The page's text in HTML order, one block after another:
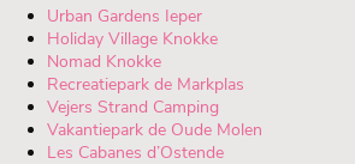
Urban Gardens Ieper
Holiday Village Knokke
Nomad Knokke
Recreatiepark de Markplas
Vejers Strand Camping
Vakantiepark de Oude Molen
Les Cabanes d’Ostende